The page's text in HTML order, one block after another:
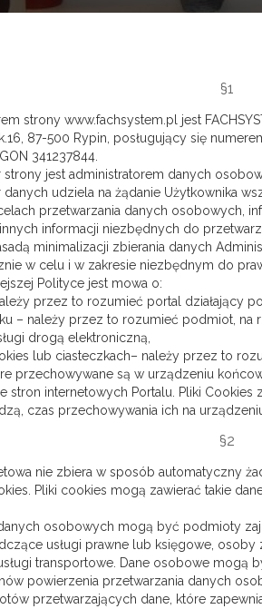
§1
strony www.fachsystem.pl jest
87-500 Rypin, posługujący się
341237844.
strony jest administratorem danych
danych udziela na żądanie Użytkownika
przetwarzania danych osobowych,
informacji niezbędnych do
minimalizacji zbierania danych
w celu i w zakresie niezbędnym do
Polityce jest mowa o:
przez to rozumieć portal działający
– należy przez to rozumieć podmiot,
drogą elektroniczną,
lub ciasteczkach– należy przez to
przechowywane są w urządzeniu
stron internetowych Portalu. Pliki
czas przechowywania ich na
§2
nie zbiera w sposób automatyczny
Pliki cookies mogą zawierać takie
osobowych mogą być podmioty
usługi prawne lub księgowe,
transportowe. Dane osobowe mogą
powierzenia przetwarzania danych
przetwarzających dane, które